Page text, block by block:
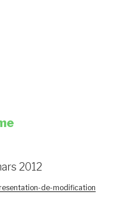
2012
de-modification